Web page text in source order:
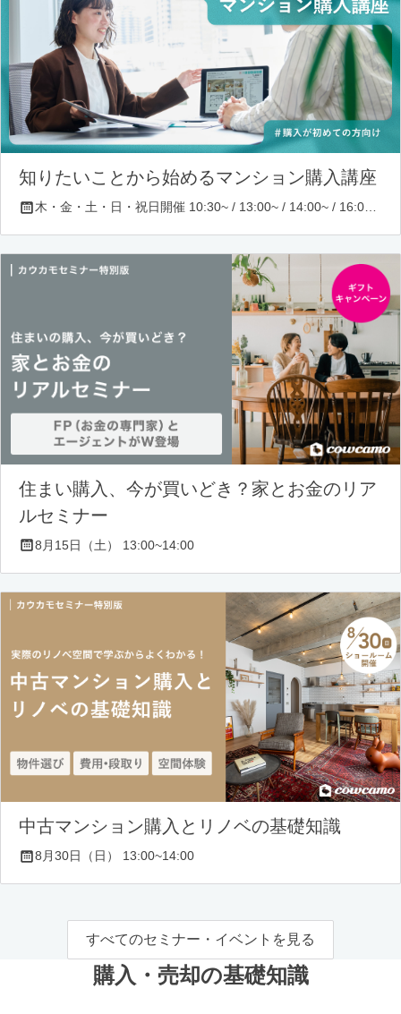
知りたいことから始めるマンション購入講座
木・金・土・日・祝日開催 10:30~ / 13:00~ / 14:00~ / 16:00~ / 17:00~/ 18:30~/ 19:30~
住まい購入、今が買いどき？家とお金のリア
ルセミナー
8月15日（土） 13:00~14:00
中古マンション購入とリノベの基礎知識
8月30日（日） 13:00~14:00
すべてのセミナー・イベントを見る
購入・売却の基礎知識